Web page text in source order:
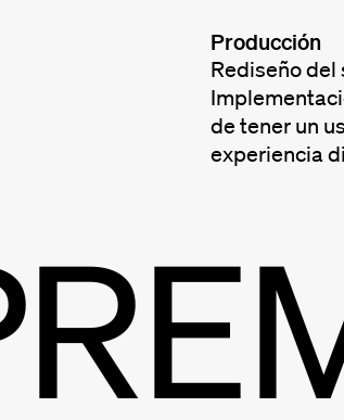
Producción
Rediseño del
de tener un
experiencia